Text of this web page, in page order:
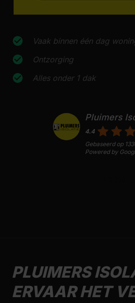
Vaak binnen één dag
Ontzorging
Alles onder 1 dak
Pluimers
4.4
Gebaseerd op
Powered by
PLUIMERS
ERVAAR HET